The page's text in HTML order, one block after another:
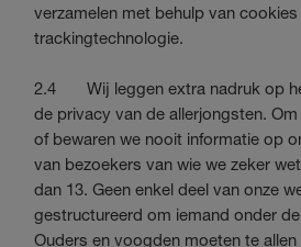
verzamelen met behulp van cookies
trackingtechnologie.
2.4 Wij leggen extra nadruk op
de privacy van de allerjongsten.
of bewaren we nooit informatie op
van bezoekers van wie we zeker
dan 13. Geen enkel deel van onze
gestructureerd om iemand onder
Ouders en voogden moeten te